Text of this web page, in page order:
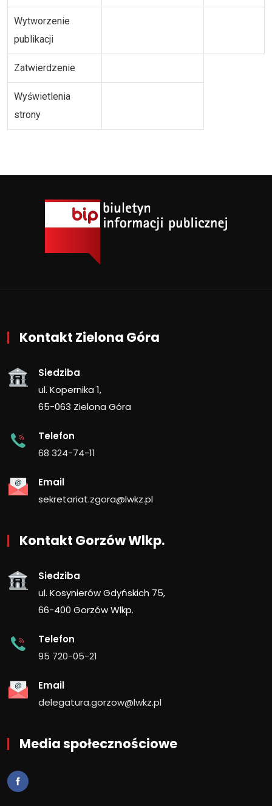
Wytworzenie
publikacji
Zatwierdzenie
Wyświetlenia
strony
Kontakt Zielona Góra
Siedziba
ul. Kopernika 1,
65-063 Zielona Góra
Telefon
68 324-74-11
Email
sekretariat.zgora@lwkz.pl
Kontakt Gorzów Wlkp.
Siedziba
ul. Kosynierów Gdyńskich 75,
66-400 Gorzów Wlkp.
Telefon
95 720-05-21
Email
delegatura.gorzow@lwkz.pl
Media społecznościowe